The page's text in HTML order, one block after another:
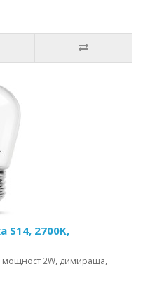
S14, 2700K,
2W, димираща,